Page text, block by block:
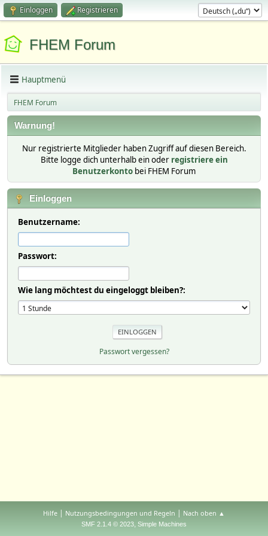
Einloggen Registrieren
FHEM Forum
Hauptmenü
FHEM Forum
Warnung!
Nur registrierte Mitglieder haben Zugriff auf diesen Bereich.
Bitte logge dich unterhalb ein oder registriere ein
Benutzerkonto bei FHEM Forum
Einloggen
Benutzername:
Passwort:
Wie lang möchtest du eingeloggt bleiben?:
Passwort vergessen?
Hilfe | Nutzungsbedingungen und Regeln | Nach oben ▲
SMF 2.1.4 © 2023, Simple Machines